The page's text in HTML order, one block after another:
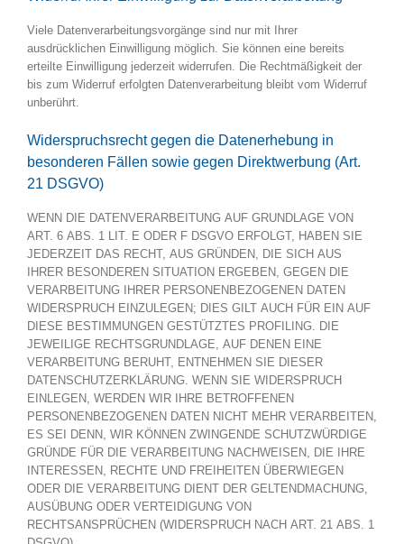
Viele Datenverarbeitungsvorgänge sind nur mit Ihrer
ausdrücklichen Einwilligung möglich. Sie können eine bereits
erteilte Einwilligung jederzeit widerrufen. Die Rechtmäßigkeit der
bis zum Widerruf erfolgten Datenverarbeitung bleibt vom Widerruf
unberührt.
Widerspruchsrecht gegen die Datenerhebung in
besonderen Fällen sowie gegen Direktwerbung (Art.
21 DSGVO)
WENN DIE DATENVERARBEITUNG AUF GRUNDLAGE VON
ART. 6 ABS. 1 LIT. E ODER F DSGVO ERFOLGT, HABEN SIE
JEDERZEIT DAS RECHT, AUS GRÜNDEN, DIE SICH AUS
IHRER BESONDEREN SITUATION ERGEBEN, GEGEN DIE
VERARBEITUNG IHRER PERSONENBEZOGENEN DATEN
WIDERSPRUCH EINZULEGEN; DIES GILT AUCH FÜR EIN AUF
DIESE BESTIMMUNGEN GESTÜTZTES PROFILING. DIE
JEWEILIGE RECHTSGRUNDLAGE, AUF DENEN EINE
VERARBEITUNG BERUHT, ENTNEHMEN SIE DIESER
DATENSCHUTZERKLÄRUNG. WENN SIE WIDERSPRUCH
EINLEGEN, WERDEN WIR IHRE BETROFFENEN
PERSONENBEZOGENEN DATEN NICHT MEHR VERARBEITEN,
ES SEI DENN, WIR KÖNNEN ZWINGENDE SCHUTZWÜRDIGE
GRÜNDE FÜR DIE VERARBEITUNG NACHWEISEN, DIE IHRE
INTERESSEN, RECHTE UND FREIHEITEN ÜBERWIEGEN
ODER DIE VERARBEITUNG DIENT DER GELTENDMACHUNG,
AUSÜBUNG ODER VERTEIDIGUNG VON
RECHTSANSPRÜCHEN (WIDERSPRUCH NACH ART. 21 ABS. 1